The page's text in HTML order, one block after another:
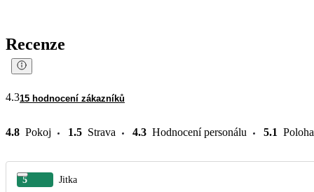
Recenze
4.315 hodnocení zákazníků
4.8 Pokoj 1.5 Strava 4.3 Hodnocení personálu 5.1 Poloha
5 Jitka